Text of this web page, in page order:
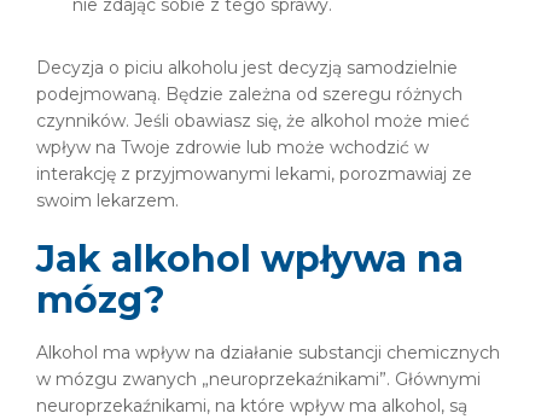
nie zdając sobie z tego sprawy.
Decyzja o piciu alkoholu jest decyzją samodzielnie
podejmowaną. Będzie zależna od szeregu różnych
czynników. Jeśli obawiasz się, że alkohol może mieć
wpływ na Twoje zdrowie lub może wchodzić w
interakcję z przyjmowanymi lekami, porozmawiaj ze
swoim lekarzem.
Jak alkohol wpływa na
mózg?
Alkohol ma wpływ na działanie substancji chemicznych
w mózgu zwanych „neuroprzekaźnikami”. Głównymi
neuroprzekaźnikami, na które wpływ ma alkohol, są